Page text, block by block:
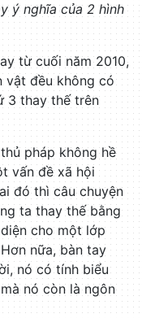
ý nghĩa của 2 hình
từ cuối năm 2010,
vật đều không có
3 thay thế trên
pháp không hề
vấn đề xã hội
đó thì câu chuyện
ta thay thế bằng
cho một lớp
nữa, bàn tay
nó có tính biểu
nó còn là ngôn